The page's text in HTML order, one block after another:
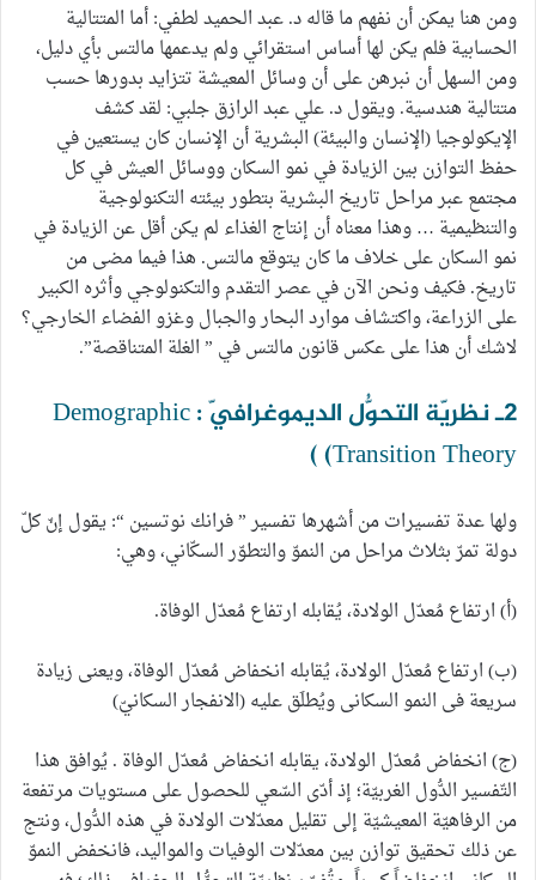
ومن هنا يمكن أن نفهم ما قاله د. عبد الحميد لطفي: أما المتتالية
الحسابية فلم يكن لها أساس استقرائي ولم يدعمها مالتس بأي دليل،
ومن السهل أن نبرهن على أن وسائل المعيشة تتزايد بدورها حسب
متتالية هندسية. ويقول د. علي عبد الرازق جلبي: لقد كشف
الإيكولوجيا (الإنسان والبيئة) البشرية أن الإنسان كان يستعين في
حفظ التوازن بين الزيادة في نمو السكان ووسائل العيش في كل
مجتمع عبر مراحل تاريخ البشرية بتطور بيئته التكنولوجية
والتنظيمية … وهذا معناه أن إنتاج الغذاء لم يكن أقل عن الزيادة في
نمو السكان على خلاف ما كان يتوقع مالتس. هذا فيما مضى من
تاريخ. فكيف ونحن الآن في عصر التقدم والتكنولوجي وأثره الكبير
على الزراعة، واكتشاف موارد البحار والجبال وغزو الفضاء الخارجي؟
لاشك أن هذا على عكس قانون مالتس في ” الغلة المتناقصة”.
2ـ نظريّة التحوُّل الديموغرافيّ : Demographic
Transition Theory) )
ولها عدة تفسيرات من أشهرها تفسير ” فرانك نوتسين “: يقول إنّ كلّ
دولة تمرّ بثلاث مراحل من النموّ والتطوّر السكّاني، وهي:
(أ) ارتفاع مُعدّل الولادة، يُقابله ارتفاع مُعدّل الوفاة.
(ب) ارتفاع مُعدّل الولادة، يُقابله انخفاض مُعدّل الوفاة، ويعنى زيادة
سريعة فى النمو السكانى ويُطلَق عليه (الانفجار السكانيّ)
(ج) انخفاض مُعدّل الولادة، يقابله انخفاض مُعدّل الوفاة . يُوافق هذا
التّفسير الدُّول الغربيّة؛ إذ أدّى السّعي للحصول على مستويات مرتفعة
من الرفاهيّة المعيشيّة إلى تقليل معدّلات الولادة في هذه الدُّول، ونتج
عن ذلك تحقيق توازن بين معدّلات الوفيات والمواليد، فانخفض النموّ